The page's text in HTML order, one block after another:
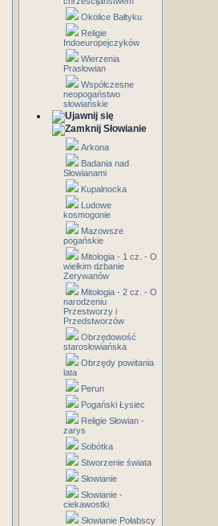
Okolice Bałtyku
Religie
Indoeuropejczyków
Wierzenia
Prasłowian
Współczesne
neopogaństwo
słowiańskie
Słowianie
Arkona
Badania nad
Słowianami
Kupalnocka
Ludowe
kosmogonie
Mazowsze
pogańskie
Mitologia - 1 cz. - O
wielkim dzbanie
Zerywanów
Mitologia - 2 cz. - O
narodzeniu
Przestworzy i
Przedstworzów
Obrzędowość
starosłowiańska
Obrzędy powitania
lata
Perun
Pogański Łysiec
Religie Słowian -
zarys
Sobótka
Stworzenie świata
Słowianie
Słowianie -
ciekawostki
Słowianie Połabscy